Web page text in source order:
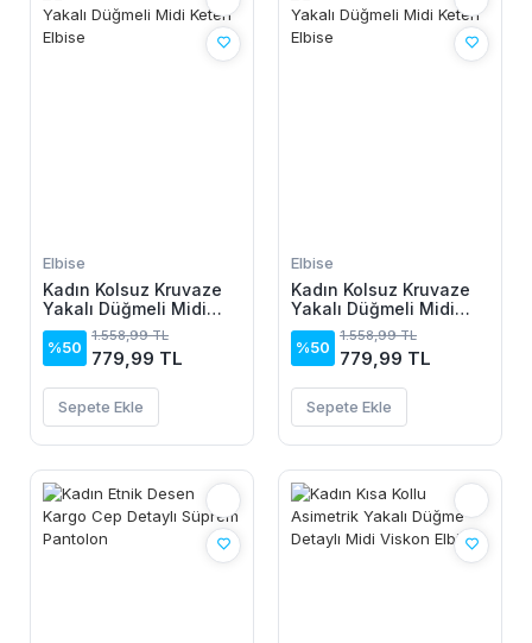
Elbise
Kadın Kolsuz Kruvaze
Yakalı Düğmeli Midi
Keten Elbise
%50
1.558,99 TL
779,99 TL
Sepete Ekle
Elbise
Kadın Kolsuz Kruvaze
Yakalı Düğmeli Midi
Keten Elbise
%50
1.558,99 TL
779,99 TL
Sepete Ekle